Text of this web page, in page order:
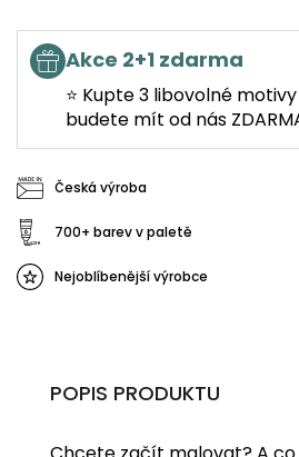
Akce 2+1 zdarma
⭐ Kupte 3 libovolné
budete mít od nás
Česká výroba
700+ barev v paletě
Nejoblíbenější výrobce
POPIS PRODUKTU